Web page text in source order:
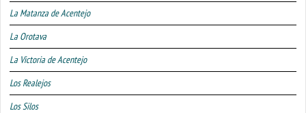
La Matanza de Acentejo
La Orotava
La Victoria de Acentejo
Los Realejos
Los Silos